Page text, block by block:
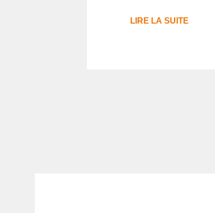
LIRE LA SUITE